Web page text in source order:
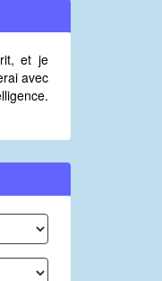
et je
avec